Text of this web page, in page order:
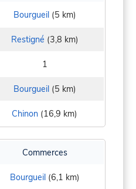
Bourgueil(5 km)
Restigné (3,8 km)
1
Bourgueil(5 km)
Chinon (16,9 km)
Commerces
Bourgueil(6,1 km)